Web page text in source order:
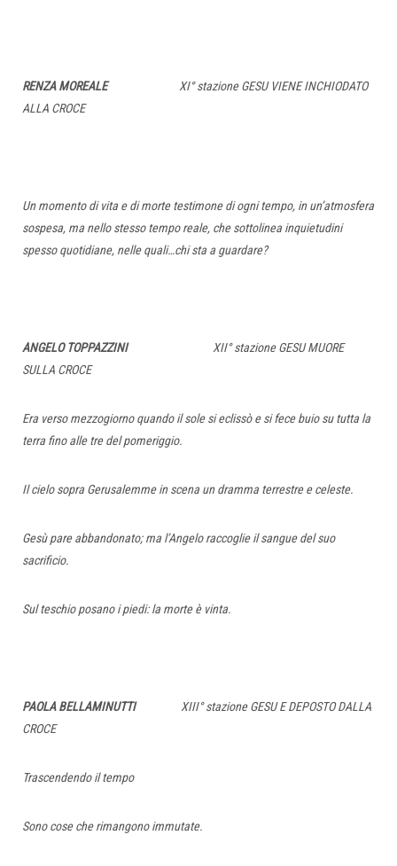
RENZA MOREALEXI° stazione GESU VIENE INCHIODATO
ALLA CROCE
Un momento di vita e di morte testimone di ogni tempo, in un’atmosfera
sospesa, ma nello stesso tempo reale, che sottolinea inquietudini
spesso quotidiane, nelle quali…chi sta a guardare?
ANGELO TOPPAZZINIXII° stazione GESU MUORE
SULLA CROCE
Era verso mezzogiorno quando il sole si eclissò e si fece buio su tutta la
terra fino alle tre del pomeriggio.
Il cielo sopra Gerusalemme in scena un dramma terrestre e celeste.
Gesù pare abbandonato; ma l’Angelo raccoglie il sangue del suo
sacrificio.
Sul teschio posano i piedi: la morte è vinta.
PAOLA BELLAMINUTTIXIII° stazione GESU E DEPOSTO DALLA
CROCE
Trascendendo il tempo
Sono cose che rimangono immutate.